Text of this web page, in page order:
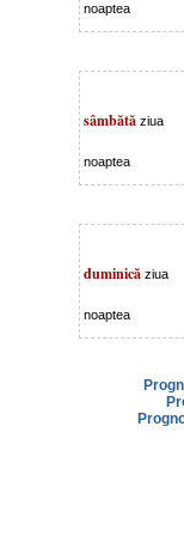
noaptea
sâmbătă ziua
noaptea
duminică ziua
noaptea